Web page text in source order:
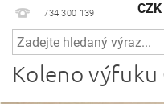
734 300 139 CZK
Koleno výfuku